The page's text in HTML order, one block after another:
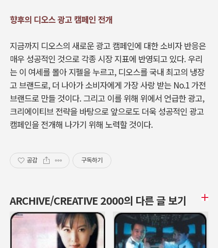
향후의 디오스 광고 캠페인 전개
지금까지 디오스의 새로운 광고 캠페인에 대한 소비자 반응은
매우 성공적인 것으로 각종 시장 지표에 반영되고 있다. 우리
는 이 여세를 몰아 지펠을 누르고, 디오스를 국내 최고의 냉장
고 브랜드로, 더 나아가 소비자에게 가장 사랑 받는 No.1 가전
브랜드로 만들 것이다. 그리고 이를 위해 위에서 언급한 광고,
크리에이티브 전략을 바탕으로 앞으로도 더욱 성공적인 광고
캠페인을 전개해 나가기 위해 노력할 것이다.
공감 구독하기
ARCHIVE/CREATIVE 2000의 다른 글 보기